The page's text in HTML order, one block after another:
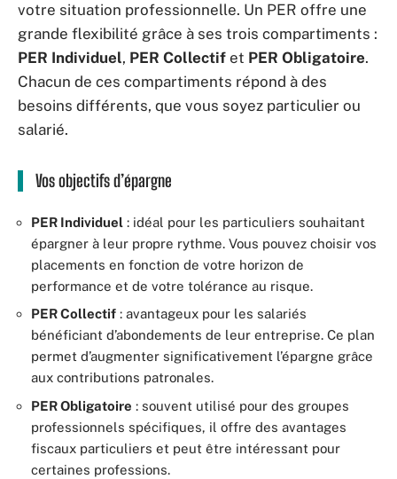
votre situation professionnelle. Un PER offre une
grande flexibilité grâce à ses trois compartiments :
PER Individuel, PER Collectif et PER Obligatoire.
Chacun de ces compartiments répond à des
besoins différents, que vous soyez particulier ou
salarié.
Vos objectifs d’épargne
PER Individuel : idéal pour les particuliers souhaitant
épargner à leur propre rythme. Vous pouvez choisir vos
placements en fonction de votre horizon de
performance et de votre tolérance au risque.
PER Collectif : avantageux pour les salariés
bénéficiant d’abondements de leur entreprise. Ce plan
permet d’augmenter significativement l’épargne grâce
aux contributions patronales.
PER Obligatoire : souvent utilisé pour des groupes
professionnels spécifiques, il offre des avantages
fiscaux particuliers et peut être intéressant pour
certaines professions.